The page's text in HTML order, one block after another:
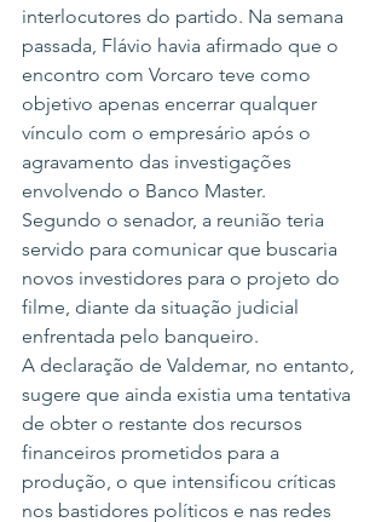
interlocutores do partido. Na semana
passada, Flávio havia afirmado que o
encontro com Vorcaro teve como
objetivo apenas encerrar qualquer
vínculo com o empresário após o
agravamento das investigações
envolvendo o Banco Master.
Segundo o senador, a reunião teria
servido para comunicar que buscaria
novos investidores para o projeto do
filme, diante da situação judicial
enfrentada pelo banqueiro.
A declaração de Valdemar, no entanto,
sugere que ainda existia uma tentativa
de obter o restante dos recursos
financeiros prometidos para a
produção, o que intensificou críticas
nos bastidores políticos e nas redes